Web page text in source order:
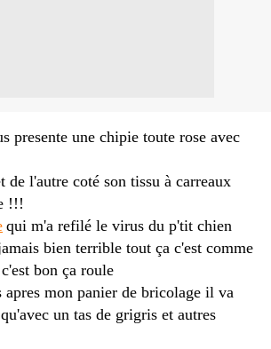
presente une chipie toute rose avec
de l'autre coté son tissu à carreaux
!!!
qui m'a refilé le virus du p'tit chien
bien terrible tout ça c'est comme
bon ça roule
mon panier de bricolage il va
un tas de grigris et autres